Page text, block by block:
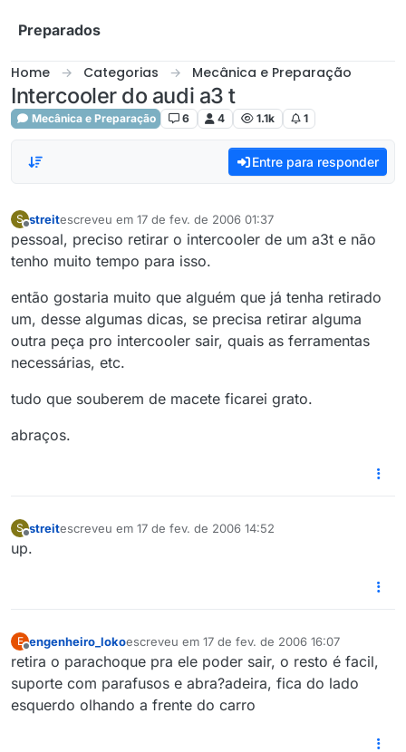
Preparados
Home Categorias Mecânica e Preparação
Intercooler do audi a3 t
Mecânica e Preparação 6 4 1.1k 1
Entre para responder
S
Offline
streitescreveu em 17 de fev. de 2006 01:37
última edição por
pessoal, preciso retirar o intercooler de um a3t e não
tenho muito tempo para isso.
então gostaria muito que alguém que já tenha retirado
um, desse algumas dicas, se precisa retirar alguma
outra peça pro intercooler sair, quais as ferramentas
necessárias, etc.
tudo que souberem de macete ficarei grato.
abraços.
S streitescreveu em 17 de fev. de 2006 14:52
última edição por
up.
E
Offline
engenheiro_lokoescreveu em 17 de fev. de 2006 16:07
última edição por
retira o parachoque pra ele poder sair, o resto é facil,
suporte com parafusos e abra?adeira, fica do lado
esquerdo olhando a frente do carro